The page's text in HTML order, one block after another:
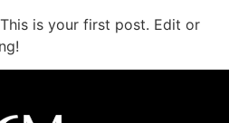
is your first post. Edit or